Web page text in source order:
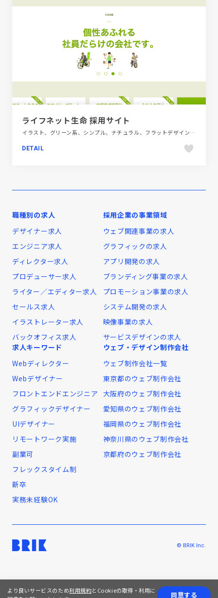
ライフネット生命 採用サイト
イラスト、グリーン系、シンプル、ナチュラル、フラットデザイン、新卒・中途採用サイト、金融・法律・人材・専門職
DETAIL
職種別の求人
デザイナー求人
エンジニア求人
ディレクター求人
プロデューサー求人
ライター／エディター求人
セールス求人
イラストレーター求人
バックオフィス求人
採用企業の事業領域
ウェブ関連事業の求人
グラフィックの求人
アプリ開発の求人
ブランディング事業の求人
プロモーション事業の求人
システム開発の求人
映像事業の求人
サービスデザインの求人
求人キーワード
Webディレクター
Webデザイナー
フロントエンドエンジニア
グラフィックデザイナー
UIデザイナー
リモートワーク実施
副業可
フレックスタイム制
新卒
実務未経験OK
ウェブ・デザイン制作会社
ウェブ制作会社一覧
東京都のウェブ制作会社
大阪府のウェブ制作会社
愛知県のウェブ制作会社
福岡県のウェブ制作会社
神奈川県のウェブ制作会社
京都府のウェブ制作会社
© BRIK Inc.
より良いサービスのため利用規約とCookieの取得・利用に
同意する